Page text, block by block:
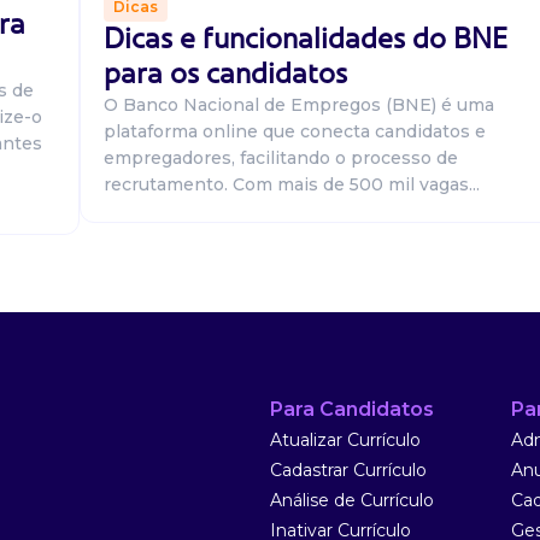
comunicação,
12x36 das
boa comun...
aliment...
de
o
Dicas
Dicas e funcionalidades do BNE
para os candidatos
O Banco Nacional de Empregos (BNE) é uma
plataforma online que conecta candidatos e
empregadores, facilitando o processo de
recrutamento. Com mais de 500 mil vagas...
Para Candidatos
Atualizar Currículo
Cadastrar Currículo
Análise de Currículo
Inativar Currículo